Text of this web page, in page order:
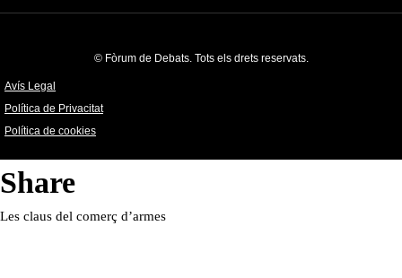
© Fòrum de Debats. Tots els drets reservats.
Avís Legal
Política de Privacitat
Política de cookies
Share
Les claus del comerç d’armes